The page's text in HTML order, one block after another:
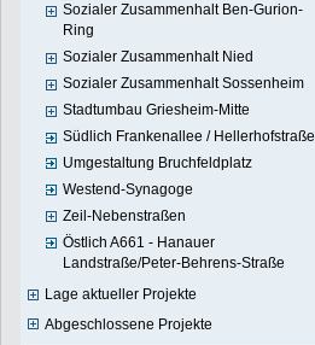
Sozialer Zusammenhalt Ben-Gurion-
Ring
Sozialer Zusammenhalt Nied
Sozialer Zusammenhalt Sossenheim
Stadtumbau Griesheim-Mitte
Südlich Frankenallee / Hellerhofstraße
Umgestaltung Bruchfeldplatz
Westend-Synagoge
Zeil-Nebenstraßen
Östlich A661 - Hanauer
Landstraße/Peter-Behrens-Straße
Lage aktueller Projekte
Abgeschlossene Projekte